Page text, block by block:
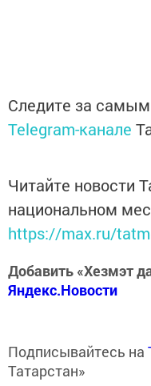
Следите за
Telegram-канале
Читайте новости
национальном
https://max.ru/
Добавить «Хезмэт
Яндекс.Новости
Подписывайтесь на
Татарстан»